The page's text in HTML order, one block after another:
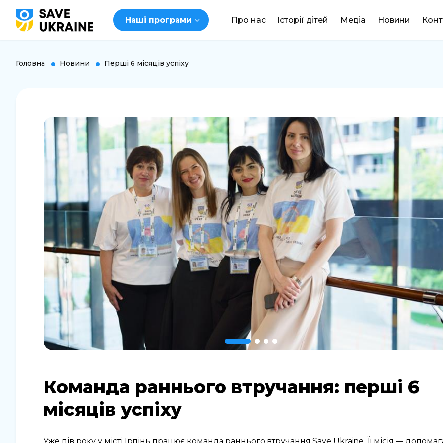
Наші програми Про нас Історії дітей Медіа Новини
DONATE
Головна Новини Перші 6 місяців успіху
Команда раннього втручання: перші 6
місяців успіху
Уже пів року у місті Ірпінь працює команда раннього втручання Save Ukraine. Її місія —